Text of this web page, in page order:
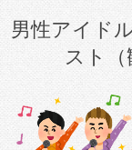
男性アイド
スト（